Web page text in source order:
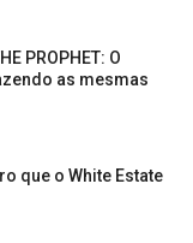
PROPHET: O
as mesmas
que o White Estate